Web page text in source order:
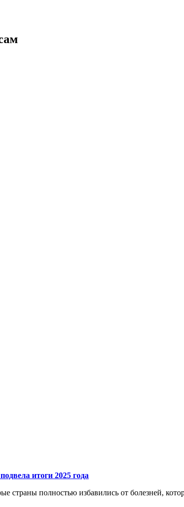
итоги 2025 года
страны полностью избавились от болезней,